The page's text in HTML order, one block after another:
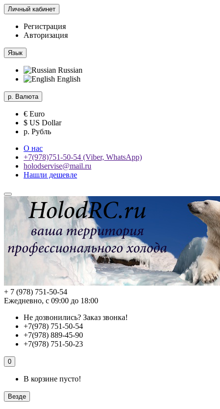
Личный кабинет
Регистрация
Авторизация
Язык
Russian
English
р. Валюта
€ Euro
$ US Dollar
р. Рубль
О нас
+7(978)751-50-54 (Viber, WhatsApp)
holodservise@mail.ru
Нашли дешевле
+ 7 (978) 751-50-54
Ежедневно, с 09:00 до 18:00
Не дозвонились? Заказ звонка!
+7(978) 751-50-54
+7(978) 889-45-90
+7(978) 751-50-23
0
В корзине пусто!
Везде